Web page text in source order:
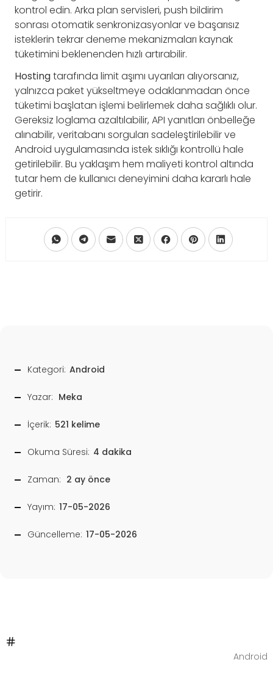
kontrol edin. Arka plan servisleri, push bildirim
sonrası otomatik senkronizasyonlar ve başarısız
isteklerin tekrar deneme mekanizmaları kaynak
tüketimini beklenenden hızlı artırabilir.
Hostingtarafında limit aşımı uyarıları alıyorsanız,
yalnızca paket yükseltmeye odaklanmadan önce
tüketimi başlatan işlemi belirlemek daha sağlıklı olur.
Gereksiz loglama azaltılabilir, API yanıtları önbelleğe
alınabilir, veritabanı sorguları sadeleştirilebilir ve
Android uygulamasında istek sıklığı kontrollü hale
getirilebilir. Bu yaklaşım hem maliyeti kontrol altında
tutar hem de kullanıcı deneyimini daha kararlı hale
getirir.
Kategori: Android
Yazar: Meka
İçerik: 521 kelime
Okuma Süresi: 4 dakika
Zaman: 2 ay önce
Yayım: 17-05-2026
Güncelleme: 17-05-2026
Android